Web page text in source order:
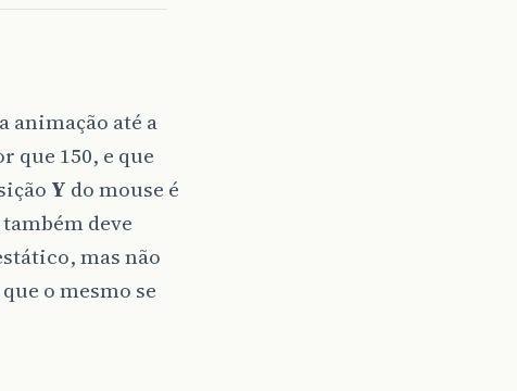
animação até a
que 150, e que
Y do mouse é
deve
mas não
o mesmo se